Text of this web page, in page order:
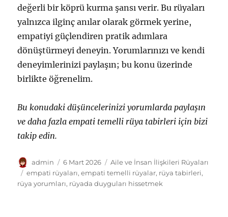
değerli bir köprü kurma şansı verir. Bu rüyaları
yalnızca ilginç anılar olarak görmek yerine,
empatiyi güçlendiren pratik adımlara
dönüştürmeyi deneyin. Yorumlarınızı ve kendi
deneyimlerinizi paylaşın; bu konu üzerinde
birlikte öğrenelim.
Bu konudaki düşüncelerinizi yorumlarda paylaşın
ve daha fazla empati temelli rüya tabirleri için bizi
takip edin.
Yazar
admin
Yayın
tarihi
6 Mart 2026 Kategoriler
Aile ve İnsan İlişkileri Rüyaları
Etiketler
empati rüyaları,empati temelli rüyalar, rüya tabirleri,
rüya yorumları, rüyada duyguları hissetmek